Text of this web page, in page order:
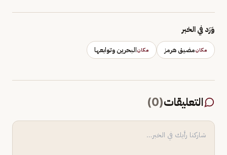
وَرَد في الخبر
مكانمضيق هرمز مكانالبحرين وتوابعها
التعليقات(
0
)